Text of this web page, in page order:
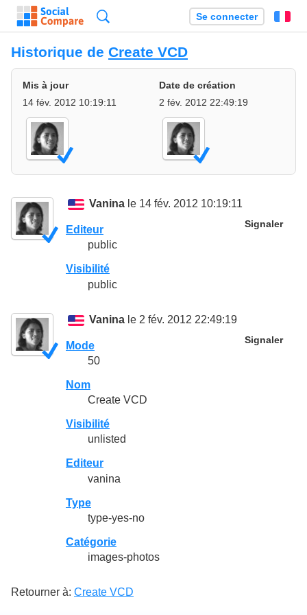
Se connecter
Historique de Create VCD
Mis à jour
14 fév. 2012 10:19:11
Date de création
2 fév. 2012 22:49:19
Vanina le 14 fév. 2012 10:19:11
Signaler
Editeur
public
Visibilité
public
Vanina le 2 fév. 2012 22:49:19
Signaler
Mode
50
Nom
Create VCD
Visibilité
unlisted
Editeur
vanina
Type
type-yes-no
Catégorie
images-photos
Retourner à: Create VCD